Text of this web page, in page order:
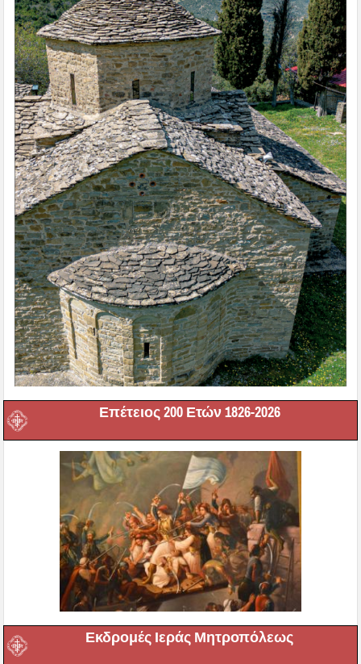
Επέτειος 200 Ετών 1826-2026
Εκδρομές Ιεράς Μητροπόλεως